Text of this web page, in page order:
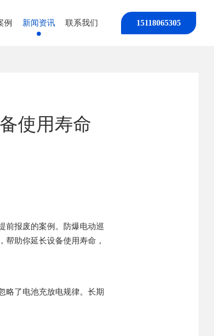
例 新闻资讯 联系我们 15118065305
使用寿命
前报废的案例。防爆电动巡
助你延长设备使用寿命，
略了电池充放电规律。长期